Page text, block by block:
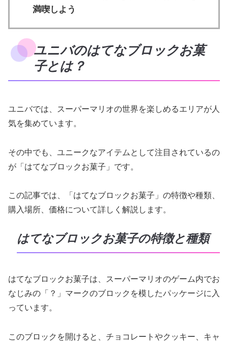
満喫しよう
ユニバのはてなブロックお菓
子とは？
ユニバでは、スーパーマリオの世界を楽しめるエリアが人
気を集めています。
その中でも、ユニークなアイテムとして注目されているの
が「はてなブロックお菓子」です。
この記事では、「はてなブロックお菓子」の特徴や種類、
購入場所、価格について詳しく解説します。
はてなブロックお菓子の特徴と種類
はてなブロックお菓子は、スーパーマリオのゲーム内でお
なじみの「？」マークのブロックを模したパッケージに入
っています。
このブロックを開けると、チョコレートやクッキー、キャ